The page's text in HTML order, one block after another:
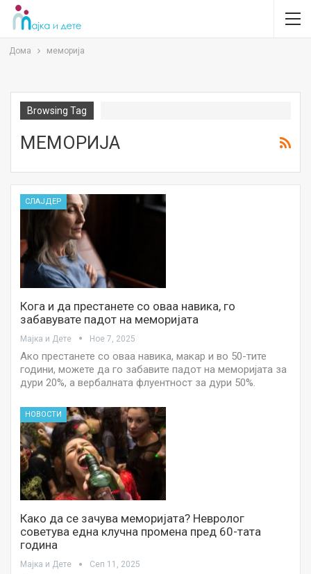
Дома меморија
Browsing Tag
МЕМОРИЈА
СЛАЈДЕР
Кога и да престанете со оваа навика, го
забавувате падот на меморијата
Мајка и Дете Ное 7, 2025
Ако престанете со оваа навика, макар и во 50-тите
години, можете да го забавите падот на меморијата за
дури 20%, а вербалната флуентност за дури 50%.
НОВОСТИ
Како да се зачува меморијата? Невролог
советува една клучна промена пред 60-тата
година
Мајка и Дете Сеп 11, 2025